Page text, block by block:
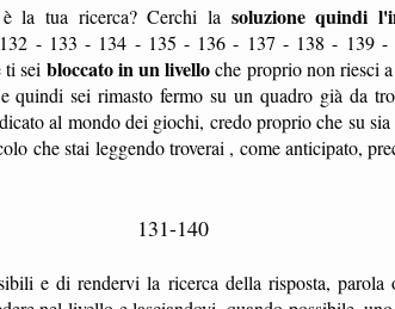
la tua ricerca? Cerchi la soluzione quindi
- 133 - 134 - 135 - 136 - 137 - 138 - 139 -
sei bloccato in un livelloche proprio non riesci
quindi sei rimasto fermo su un quadro già da
al mondo dei giochi, credo proprio che su
che stai leggendo troverai , come anticipato,
131-140
e di rendervi la ricerca della risposta,